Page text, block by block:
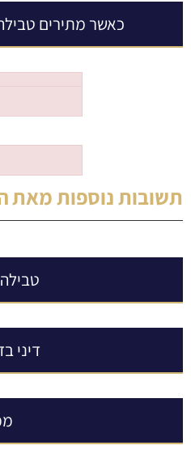
כאשר מתירים
תשובות נוספות מאת
דיני